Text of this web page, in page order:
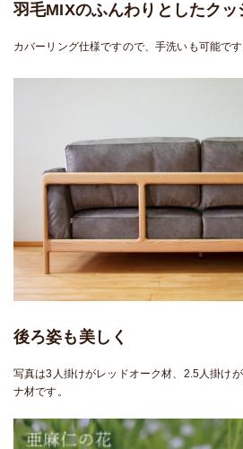
羽毛MIXのふんわりとしたクッ
カバーリング仕様ですので、手洗いも可能です
後ろ姿も美しく
写真は3人掛けがレッドオーク材、2.5人掛け
ナ材です。